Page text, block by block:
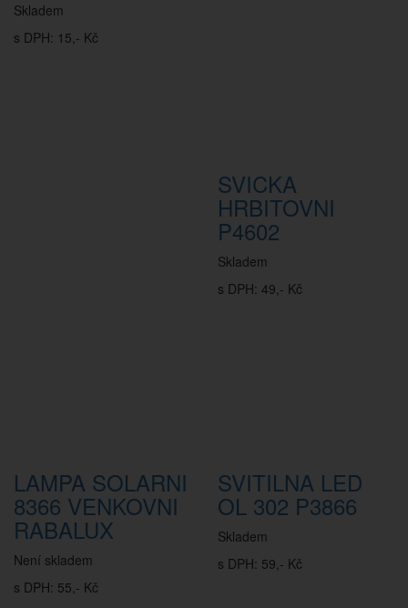
Skladem
s DPH: 15,- Kč
SVICKA
HRBITOVNI
P4602
Skladem
s DPH: 49,- Kč
LAMPA SOLARNI
8366 VENKOVNI
RABALUX
Není skladem
s DPH: 55,- Kč
SVITILNA LED
OL 302 P3866
Skladem
s DPH: 59,- Kč